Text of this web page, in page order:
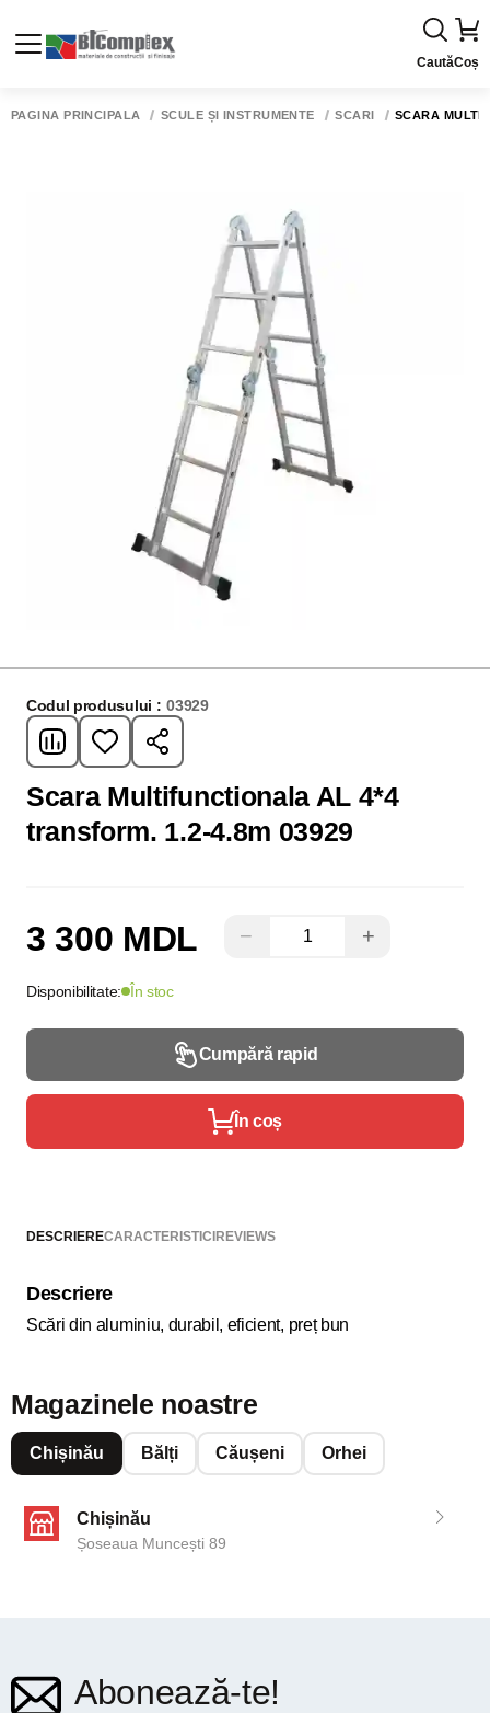
CautăCoș
PAGINA PRINCIPALĂ SCULE ȘI INSTRUMENTE SCĂRI SCARA
Codul produsului : 03929
Scara Multifunctionala AL 4*4
transform. 1.2-4.8m 03929
3 300 MDL − +
Disponibilitate: În stoc
Cumpără rapid
În coș
DESCRIERECARACTERISTICIREVIEWS
Descriere
Scări din aluminiu, durabil, eficient, preț bun
Magazinele noastre
Chișinău Bălți Căușeni Orhei
Chișinău
Șoseaua Muncești 89
Abonează-te!